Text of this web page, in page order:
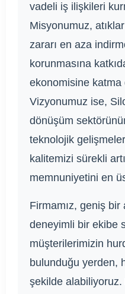
vadeli iş ilişkileri
Misyonumuz,
zararı en aza
korunmasına
ekonomisine katma
Vizyonumuz ise,
dönüşüm
teknolojik
kalitemizi sürekli
memnuniyetini en
Firmamız, geniş
deneyimli bir ekibe
müşterilerimizin
bulunduğu yerden,
şekilde alabiliyoruz.